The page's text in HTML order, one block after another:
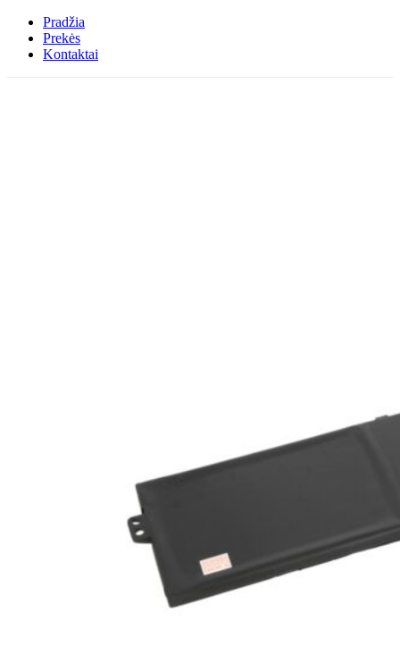
Pradžia
Prekės
Kontaktai